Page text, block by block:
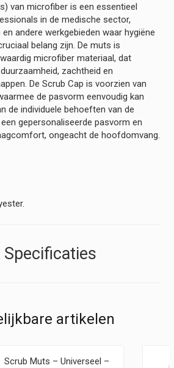
van microfiber is een essentieel
in de medische sector,
andere werkgebieden waar hygiëne
belang zijn. De muts is
microfiber materiaal, dat
zachtheid en
De Scrub Cap is voorzien van
de pasvorm eenvoudig kan
de individuele behoeften van de
gepersonaliseerde pasvorm en
ongeacht de hoofdomvang.
Specificaties
artikelen
Scrub Muts – Universeel –